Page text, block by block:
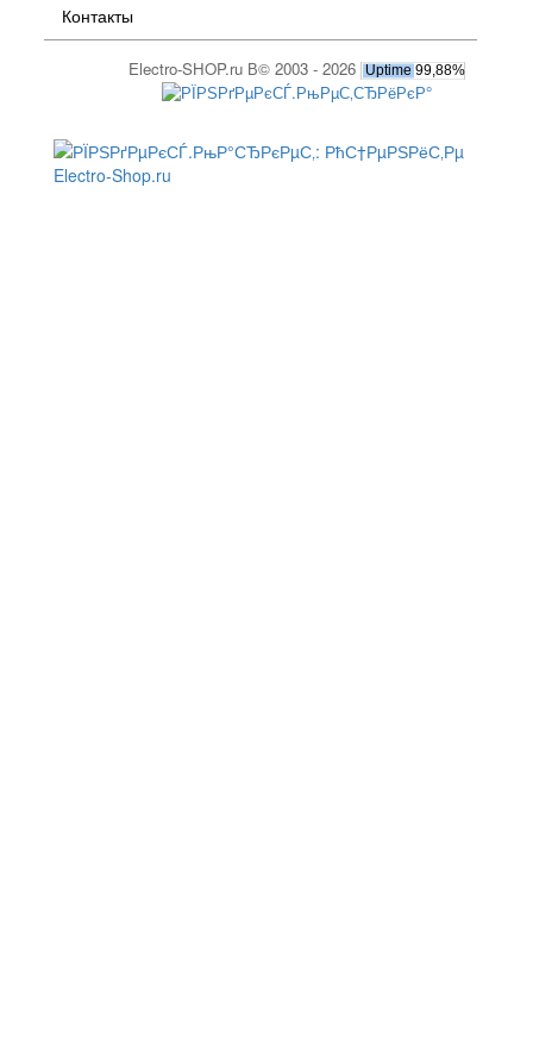
Контакты
Electro-SHOP.ru В© 2003 - 2026